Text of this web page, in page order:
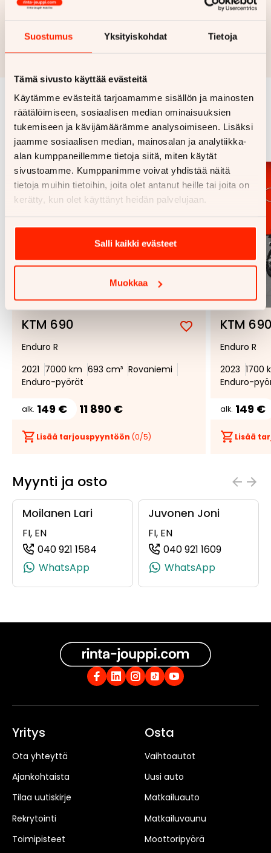
Suostumus Yksityiskohdat Tietoja
Tämä sivusto käyttää evästeitä
Käytämme evästeitä tarjoamamme sisällön ja mainosten
räätälöimiseen, sosiaalisen median ominaisuuksien
tukemiseen ja kävijämäärämme analysoimiseen. Lisäksi
jaamme sosiaalisen median, mainosalan ja analytiikka-
alan kumppaneillemme tietoja siitä, miten käytät
sivustoamme. Kumppanimme voivat yhdistää näitä
tietoja muihin tietoihin, joita olet antanut heille tai joita on
kerätty, kun olet käyttänyt heidän palvelujaan.
Salli kaikki evästeet
Muokkaa
Samankaltaisia ajoneuvoja
Katso kaikki
KTM 690
Lisää
suosikiksi
Poista
suosikeista
Enduro R
2021 7000 km 693 cm³ Rovaniemi
Enduro-pyörät
alk. 149 € 11 890 €
Lisää tarjouspyyntöön (0/5)
KTM
Enduro R
2023 1700
Enduro-
alk. 149 €
Lisää
Myynti ja osto
Moilanen Lari
FI, EN
040 921 1584
(+358409211584, 0409211584, +358
WhatsApp
Juvonen Joni
FI, EN
040 921 1609
WhatsApp
Yritys
Ota yhteyttä
Ajankohtaista
Tilaa uutiskirje
Rekrytointi
Toimipisteet
Osta
Vaihtoautot
Uusi auto
Matkailuauto
Matkailuvaunu
Moottoripyörä